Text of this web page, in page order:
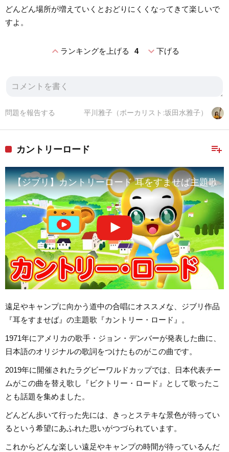
どんどん場所が増えていくとおどりにくくなってきて楽しいで
すよ。
expand_lessランキングを上げる 4 expand_more下げる
平川雅子（ボーカリスト:坂田水雅子）
問題を報告する
playlist_add
カントリーロード
【ジブリ】カントリーロード 耳をすませば主題歌
遠足やキャンプに向かう道中の合唱にオススメな、ジブリ作品
『耳をすませば』の主題歌『カントリー・ロード』。
1971年にアメリカの歌手・ジョン・デンバーが発表した曲に、
日本語のオリジナルの歌詞をつけたものがこの曲です。
2019年に開催されたラグビーワルドカップでは、日本代表チー
ムがこの曲を替え歌し『ビクトリー・ロード』として歌ったこ
とも話題を集めました。
どんどん歩いて行った先には、きっとステキな景色が待ってい
るという希望にあふれた思いがつづられています。
これからどんな楽しい遠足やキャンプの時間が待っているんだ